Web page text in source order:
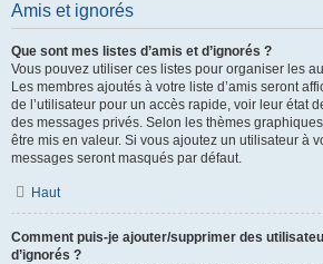
Amis et ignorés
Que sont mes listes d’amis et d’ignorés ?
Vous pouvez utiliser ces listes pour organiser les
Les membres ajoutés à votre liste d’amis seront
de l’utilisateur pour un accès rapide, voir leur état
des messages privés. Selon les thèmes
être mis en valeur. Si vous ajoutez un utilisateur à
messages seront masqués par défaut.
Haut
Comment puis-je ajouter/supprimer des
d’ignorés ?